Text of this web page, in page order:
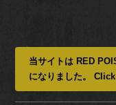
当サイトは RED
になりました。